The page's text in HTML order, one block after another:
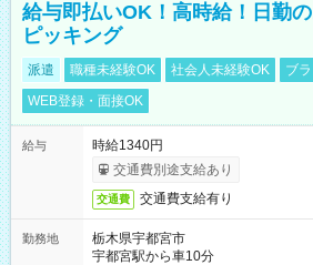
給与即払いOK！高時給！日勤
ピッキング
派遣 職種未経験OK 社会人未経験OK
ブ
WEB登録・面接OK
給与
時給1340円
交通費別途支給あり
交通費 交通費支給有り
勤務地
栃木県宇都宮市
宇都宮駅から車10分